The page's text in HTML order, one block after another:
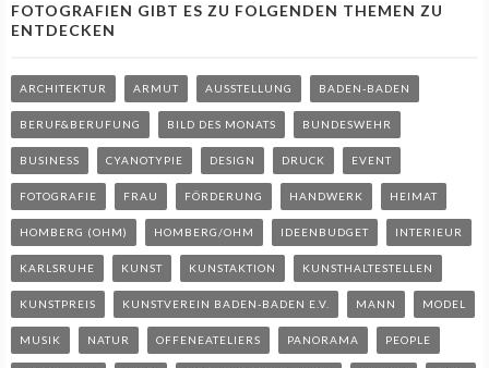
FOTOGRAFIEN GIBT ES ZU FOLGENDEN THEMEN ZU
ENTDECKEN
ARCHITEKTUR ARMUT AUSSTELLUNG BADEN-BADEN
BERUF&BERUFUNG BILD DES MONATS BUNDESWEHR
BUSINESS CYANOTYPIE DESIGN DRUCK EVENT
FOTOGRAFIE FRAU FÖRDERUNG HANDWERK HEIMAT
HOMBERG (OHM) HOMBERG/OHM IDEENBUDGET INTERIEUR
KARLSRUHE KUNST KUNSTAKTION KUNSTHALTESTELLEN
KUNSTPREIS KUNSTVEREIN BADEN-BADEN E.V. MANN MODEL
MUSIK NATUR OFFENEATELIERS PANORAMA PEOPLE